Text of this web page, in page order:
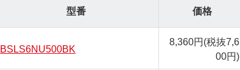
型番 価格
BSLS6NU500BK 8,360円(税抜7,6
00円)